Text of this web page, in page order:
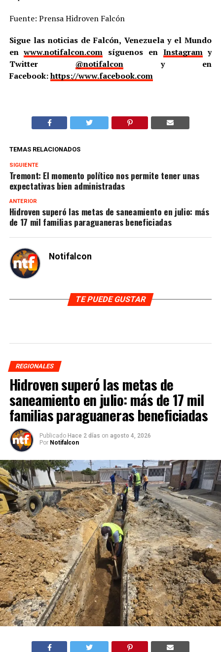
Fuente: Prensa Hidroven Falcón
Sigue las noticias de Falcón, Venezuela y el Mundo
enwww.notifalcon.com síguenos en Instagramy
Twitter @notifalcony en
Facebook:https://www.facebook.com
TEMAS RELACIONADOS
SIGUIENTE
Tremont: El momento político nos permite tener unas
expectativas bien administradas
ANTERIOR
Hidroven superó las metas de saneamiento en julio: más
de 17 mil familias paraguaneras beneficiadas
Notifalcon
TE PUEDE GUSTAR
REGIONALES
Hidroven superó las metas de
saneamiento en julio: más de 17 mil
familias paraguaneras beneficiadas
Publicado Hace 2 días on agosto 4, 2026
Por Notifalcon